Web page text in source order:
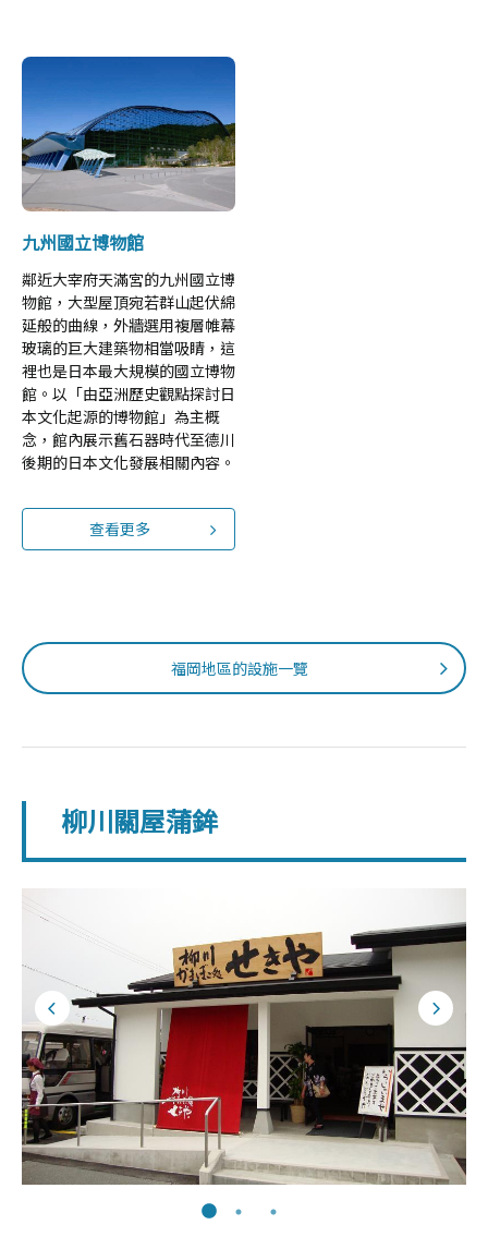
九州國立博物館
鄰近大宰府天滿宮的九州國立博
物館，大型屋頂宛若群山起伏綿
延般的曲線，外牆選用複層帷幕
玻璃的巨大建築物相當吸睛，這
裡也是日本最大規模的國立博物
館。以「由亞洲歷史觀點探討日
本文化起源的博物館」為主概
念，館內展示舊石器時代至德川
後期的日本文化發展相關內容。
查看更多
福岡地區的設施一覽
柳川關屋蒲鉾